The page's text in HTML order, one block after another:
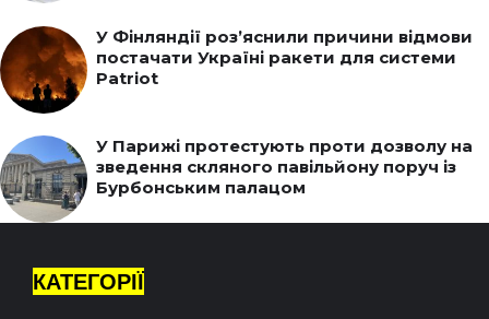
У Фінляндії роз’яснили причини відмови
постачати Україні ракети для системи
Patriot
У Парижі протестують проти дозволу на
зведення скляного павільйону поруч із
Бурбонським палацом
КАТЕГОРІЇ